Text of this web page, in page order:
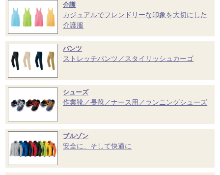
介護
カジュアルでフレンドリーな印象を大切にした
介護服
パンツ
ストレッチパンツ／スタイリッシュカーゴ
シューズ
作業靴／長靴／ナース用／ランニングシューズ
ブルゾン
安全に、そして快適に